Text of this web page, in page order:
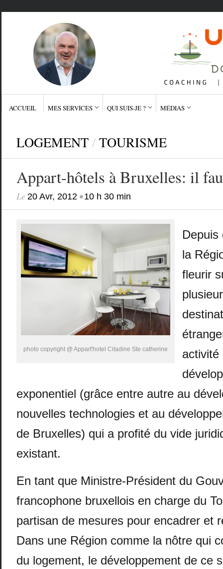
ACCUEIL MES SERVICES QUI SUIS-JE ? MÉDIAS
LOGEMENT / TOURISME
Appart-hôtels à Bruxelles: il
Le 20 Avr, 2012•10 h 30 min
photo copyright @ Appart'hotel Citadine Ste catherine
Depuis
la
fleurir
activité
exponentiel (grâce entre autre au
nouvelles technologies et au
de Bruxelles) qui a profité du vide
existant.
En tant que Ministre-Président du
francophone bruxellois en charge du
partisan de mesures pour encadrer et
Dans une Région comme la nôtre qui
du logement, le développement de ce